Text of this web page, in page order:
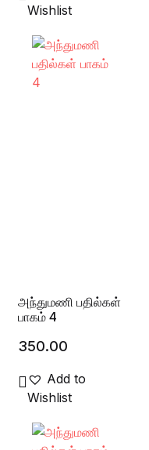
Wishlist
அந்துமணி பதில்கள்
பாகம் 4
350.00
Add to
Wishlist